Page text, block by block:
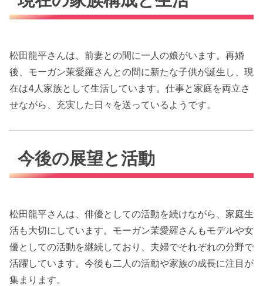
松田龍平さんは、前妻との間に一人の娘がいます。再婚
後、モーガン茉愛羅さんとの間に新たな子供が誕生し、現
在は4人家族として生活しています。仕事と家庭を両立さ
せながら、充実した日々を送っているようです。
今後の展望と活動
松田龍平さんは、俳優としての活動を続けながら、家庭生
活も大切にしています。モーガン茉愛羅さんもモデルや女
優としての活動を継続しており、夫婦でそれぞれの分野で
活躍しています。今後も二人の活動や家族の成長に注目が
集まります。